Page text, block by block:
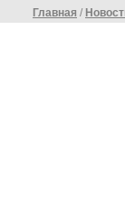
Главная /